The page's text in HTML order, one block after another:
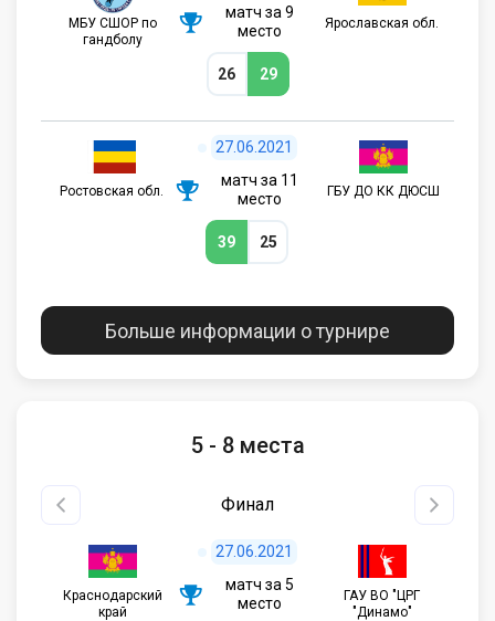
МБУ СШОР по
гандболу
матч за 9
место
26 29
Ярославская обл.
Ростовская обл.
27.06.2021
матч за 11
место
39 25
ГБУ ДО КК ДЮСШ
Больше информации о турнире
5 - 8 места
Финал
Краснодарский
край
27.06.2021
матч за 5
место
ГАУ ВО "ЦРГ
"Динамо"